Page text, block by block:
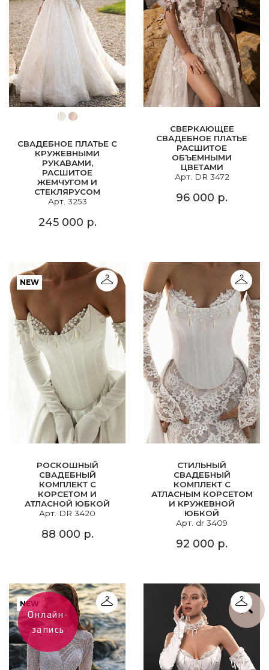
СВАДЕБНОЕ ПЛАТЬЕ С
КРУЖЕВНЫМИ
РУКАВАМИ,
РАСШИТОЕ
ЖЕМЧУГОМ И
СТЕКЛЯРУСОМ
Арт. 3253
245 000 р.
СВЕРКАЮЩЕЕ
СВАДЕБНОЕ ПЛАТЬЕ
РАСШИТОЕ
ОБЪЕМНЫМИ
ЦВЕТАМИ
Арт. DR 3472
96 000 р.
NEW
РОСКОШНЫЙ
СВАДЕБНЫЙ
КОМПЛЕКТ С
КОРСЕТОМ И
АТЛАСНОЙ ЮБКОЙ
Арт. DR 3420
88 000 р.
СТИЛЬНЫЙ
СВАДЕБНЫЙ
КОМПЛЕКТ С
АТЛАСНЫМ КОРСЕТОМ
И КРУЖЕВНОЙ
ЮБКОЙ
Арт. dr 3409
92 000 р.
NEW
Онлайн-
запись